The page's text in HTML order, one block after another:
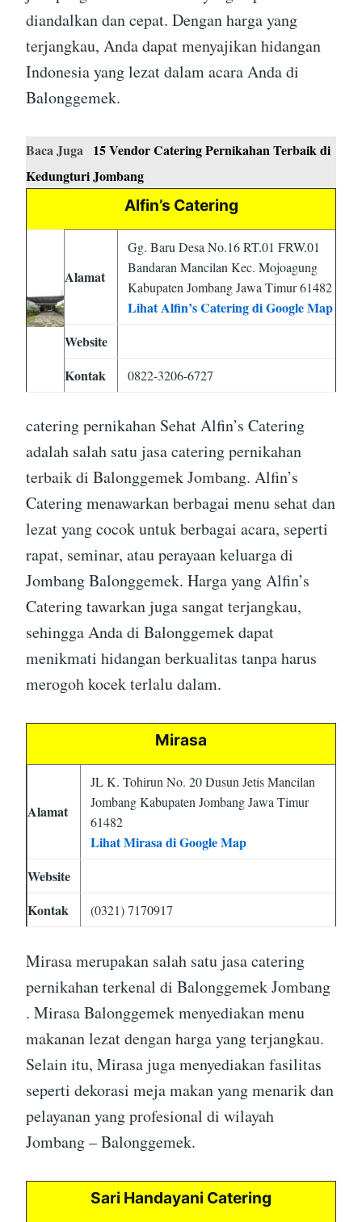
diandalkan dan cepat. Dengan harga yang
terjangkau, Anda dapat menyajikan hidangan
Indonesia yang lezat dalam acara Anda di
Balonggemek.
Baca Juga
15 Vendor Catering Pernikahan Terbaik di
Kedungturi Jombang
Alfin’s Catering
Alamat
Gg. Baru Desa No.16 RT.01 FRW.01
Bandaran Mancilan Kec. Mojoagung
Kabupaten Jombang Jawa Timur 61482
Lihat Alfin’s Catering di Google Map
Website
Kontak
0822-3206-6727
catering pernikahan Sehat Alfin’s Catering
adalah salah satu jasa catering pernikahan
terbaik di Balonggemek Jombang. Alfin’s
Catering menawarkan berbagai menu sehat dan
lezat yang cocok untuk berbagai acara, seperti
rapat, seminar, atau perayaan keluarga di
Jombang Balonggemek. Harga yang Alfin’s
Catering tawarkan juga sangat terjangkau,
sehingga Anda di Balonggemek dapat
menikmati hidangan berkualitas tanpa harus
merogoh kocek terlalu dalam.
Mirasa
Alamat
JL K. Tohirun No. 20 Dusun Jetis Mancilan
Jombang Kabupaten Jombang Jawa Timur
61482
Lihat Mirasa di Google Map
Website
Kontak
(0321) 7170917
Mirasa merupakan salah satu jasa catering
pernikahan terkenal di Balonggemek Jombang
. Mirasa Balonggemek menyediakan menu
makanan lezat dengan harga yang terjangkau.
Selain itu, Mirasa juga menyediakan fasilitas
seperti dekorasi meja makan yang menarik dan
pelayanan yang profesional di wilayah
Jombang – Balonggemek.
Sari Handayani Catering